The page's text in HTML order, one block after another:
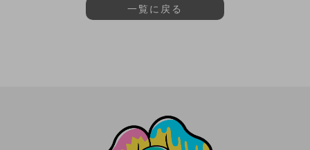
一覧に戻る